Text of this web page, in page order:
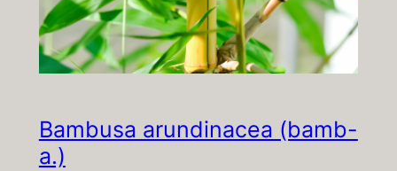
Bambusa arundinacea (bamb-
a.)